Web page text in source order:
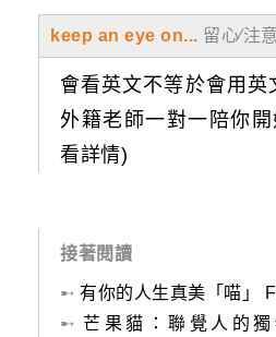
keep an eye on... 留心∕注
會看英文不等於會用英
外籍老師一對一陪你
看詳情)
接著閱讀
➸ 有你的人生真美「喵」
➸ 芒果貓：聯覺人的